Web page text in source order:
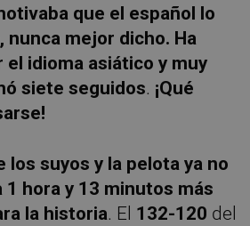
que el español lo
nunca mejor dicho. Ha
el idioma asiático y muy
siete seguidos. ¡Qué
los suyos y la pelota ya no
hora y 13 minutos más
la historia. El 132-120 del